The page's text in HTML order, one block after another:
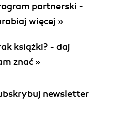
ataku
SMB
partnerski -
więcej »
książki? - daj
znać »
newsletter